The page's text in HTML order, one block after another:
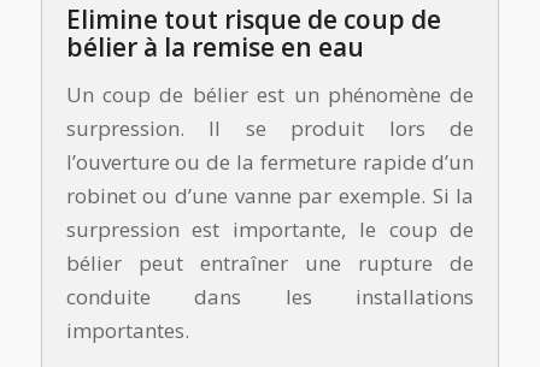
Elimine tout risque de coup de
bélier à la remise en eau
Un coup de bélier est un phénomène de
surpression. Il se produit lors de
l’ouverture ou de la fermeture rapide d’un
robinet ou d’une vanne par exemple. Si la
surpression est importante, le coup de
bélier peut entraîner une rupture de
conduite dans les installations
importantes.